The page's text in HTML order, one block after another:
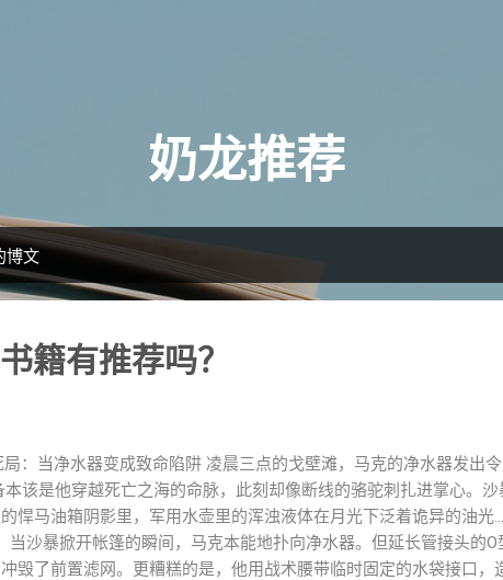
奶龙推荐
博文
籍有推荐吗？
：当净水器变成致命陷阱 凌晨三点的戈壁滩，马克的净水器发出
该是他穿越死亡之海的命脉，此刻却像断线的骆驼刺扎进掌心。沙
悍马油箱阴影里，军用水壶里的浑浊液体在月光下泛着诡异的油光
当沙暴掀开帐篷的瞬间，马克本能地扑向净水器。但延长管接头的
毁了前置滤网。更糟糕的是，他用战术腰带临时固定的水袋接口，